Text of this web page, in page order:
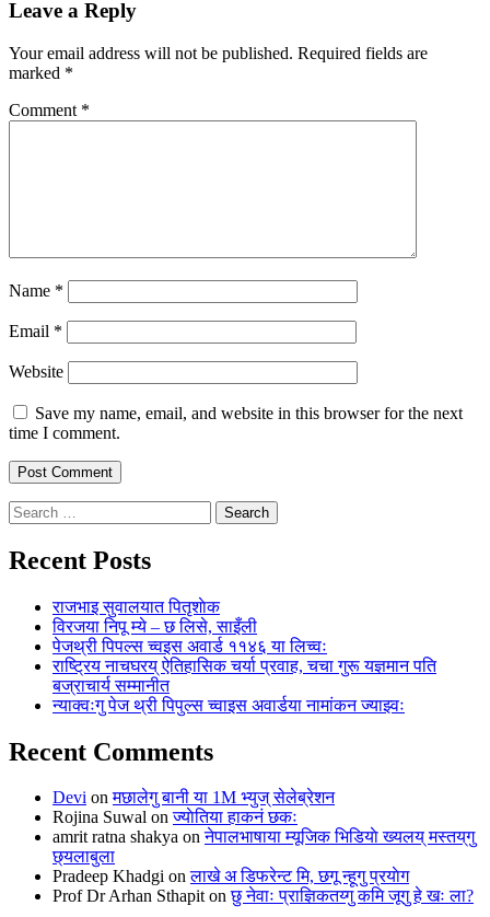
Leave a Reply
Your email address will not be published. Required fields are
marked *
Comment *
Name *
Email *
Website
Save my name, email, and website in this browser for the next
time I comment.
Search
for:
Recent Posts
राजभाइ सुवालयात पितृशाेक
विरजया निपू म्ये – छ लिसे, साइँली
पेजथ्री पिपल्स च्वइस अवार्ड ११४६ या लिच्वः
राष्ट्रिय नाचघरय् ऐतिहासिक चर्या प्रवाह, चचा गुरू यज्ञमान पति
बज्राचार्य सम्मानीत
न्याक्वःगु पेज थ्री पिपुल्स च्वाइस अवार्डया नामांकन ज्याझ्वः
Recent Comments
Devi onमछालेगु बानी या 1M भ्युज् सेलेब्रेशन
Rojina Suwal onज्याेतिया हाकनं छकः
amrit ratna shakya onनेपालभाषाया म्यूजिक भिडियाे ख्यलय् मस्तय्‌गु
छ्यलाबुला
Pradeep Khadgi onलाखे अ डिफरेन्ट मि, छगू न्हूगु प्रयाेग
Prof Dr Arhan Sthapitonछु नेवाः प्राज्ञिकतय्गु कमि जूगु हे खः ला?